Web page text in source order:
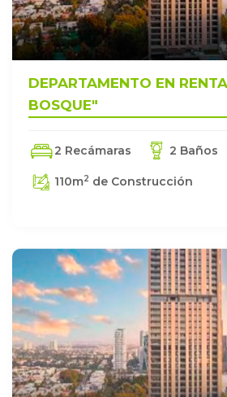
DEPARTAMENTO EN
BOSQUE"
2 Recámaras 2 Baños
110m2 de Construcción